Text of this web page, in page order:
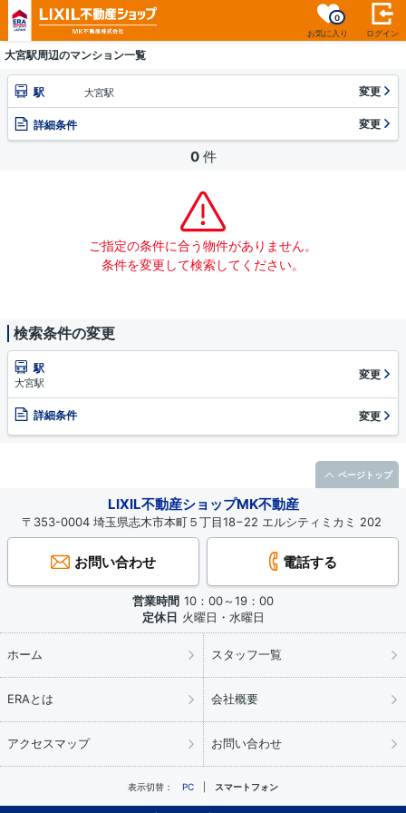
お気に入り
0
ログイン
大宮駅周辺のマンション一覧
駅 大宮駅 変更
詳細条件 変更
0 件
ご指定の条件に合う物件がありません。
条件を変更して検索してください。
検索条件の変更
駅
大宮駅
変更
詳細条件 変更
LIXIL不動産ショップMK不動産
〒353-0004 埼玉県志木市本町５丁目18−22 エルシティミカミ 202
お問い合わせ 電話する
営業時間 10：00～19：00
定休日 火曜日・水曜日
ホーム スタッフ一覧
ERAとは 会社概要
アクセスマップ お問い合わせ
表示切替： PC スマートフォン
ページトップ